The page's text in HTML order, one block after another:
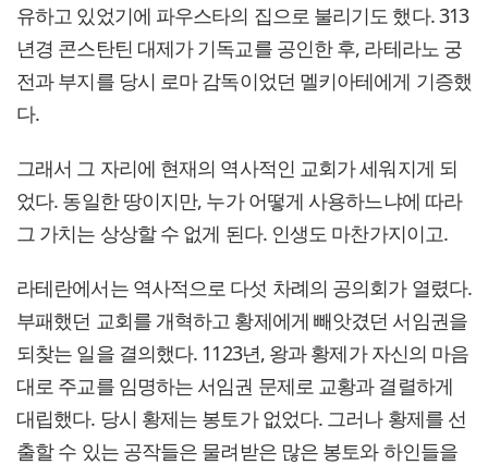
유하고 있었기에 파우스타의 집으로 불리기도 했다. 313
년경 콘스탄틴 대제가 기독교를 공인한 후, 라테라노 궁
전과 부지를 당시 로마 감독이었던 멜키아테에게 기증했
다.
그래서 그 자리에 현재의 역사적인 교회가 세워지게 되
었다. 동일한 땅이지만, 누가 어떻게 사용하느냐에 따라
그 가치는 상상할 수 없게 된다. 인생도 마찬가지이고.
라테란에서는 역사적으로 다섯 차례의 공의회가 열렸다.
부패했던 교회를 개혁하고 황제에게 빼앗겼던 서임권을
되찾는 일을 결의했다. 1123년, 왕과 황제가 자신의 마음
대로 주교를 임명하는 서임권 문제로 교황과 결렬하게
대립했다. 당시 황제는 봉토가 없었다. 그러나 황제를 선
출할 수 있는 공작들은 물려받은 많은 봉토와 하인들을